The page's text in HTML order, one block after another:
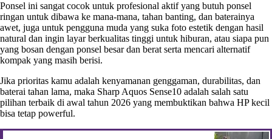
Ponsel ini sangat cocok untuk profesional aktif yang butuh ponsel
ringan untuk dibawa ke mana-mana, tahan banting, dan baterainya
awet, juga untuk pengguna muda yang suka foto estetik dengan hasil
natural dan ingin layar berkualitas tinggi untuk hiburan, atau siapa pun
yang bosan dengan ponsel besar dan berat serta mencari alternatif
kompak yang masih berisi.
Jika prioritas kamu adalah kenyamanan genggaman, durabilitas, dan
baterai tahan lama, maka Sharp Aquos Sense10 adalah salah satu
pilihan terbaik di awal tahun 2026 yang membuktikan bahwa HP kecil
bisa tetap powerful.